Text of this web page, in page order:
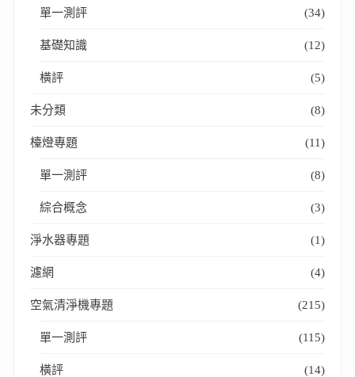
單一測評 (34)
基礎知識 (12)
橫評 (5)
未分類 (8)
檯燈專題 (11)
單一測評 (8)
綜合概念 (3)
淨水器專題 (1)
濾網 (4)
空氣清淨機專題 (215)
單一測評 (115)
橫評 (14)